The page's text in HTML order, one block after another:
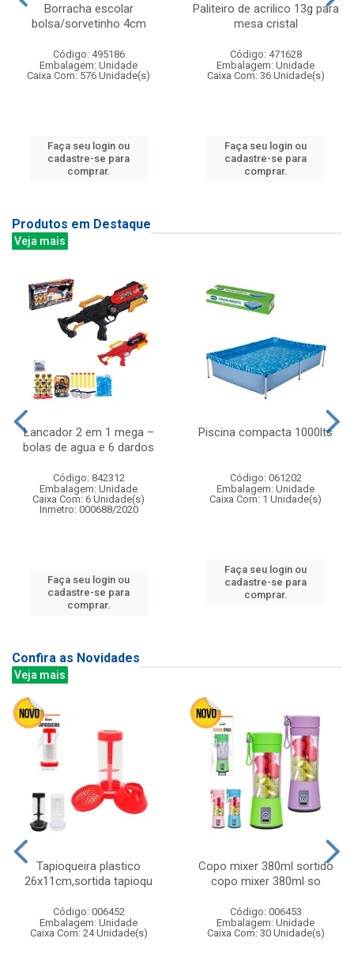
Borracha escolar
bolsa/sorvetinho 4cm
Código: 495186
Embalagem: Unidade
Caixa Com: 576 Unidade(s)
Faça seu login ou
cadastre-se para
comprar.
Paliteiro de acrilico 13g para
mesa cristal
Código: 471628
Embalagem: Unidade
Caixa Com: 36 Unidade(s)
Faça seu login ou
cadastre-se para
comprar.
Produtos em Destaque
Veja mais
Lancador 2 em 1 mega –
bolas de agua e 6 dardos
Código: 842312
Embalagem: Unidade
Caixa Com: 6 Unidade(s)
Inmetro: 000688/2020
Faça seu login ou
cadastre-se para
comprar.
Piscina compacta 1000lts
Código: 061202
Embalagem: Unidade
Caixa Com: 1 Unidade(s)
Faça seu login ou
cadastre-se para
comprar.
Confira as Novidades
Veja mais
Tapioqueira plastico
26x11cm,sortida tapioqu
Código: 006452
Embalagem: Unidade
Caixa Com: 24 Unidade(s)
Copo mixer 380ml sortido
copo mixer 380ml so
Código: 006453
Embalagem: Unidade
Caixa Com: 30 Unidade(s)